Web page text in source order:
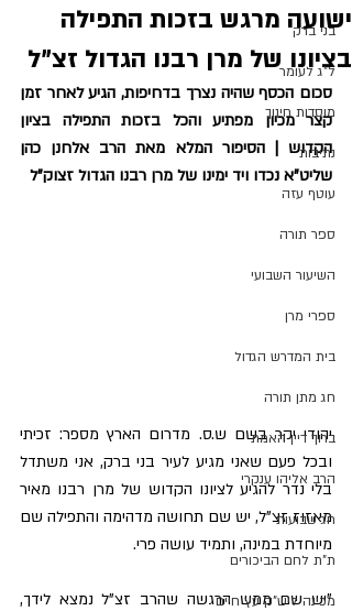
בני ברק
ל"ג לעומר
מוסדות חינוך
נתיבות
עוטף עזה
ספר תורה
השיעור השבועי
ספרי מרן
בית המדרש הגדול
חג מתן תורה
ברוך דיין האמת
הרב אליהו ענקרי
חג שבועות
ת"ת לחם הביכורים
מכינה ליש"ק עץ חיים
ישועה מרגש בזכות התפילה
בציונו של מרן רבנו הגדול זצ"ל
שליט"א נכדו ויד ימינו של מרן רבנו הגדול זצוק"ל
מיוחדת במינה, ותמיד עושה פרי.